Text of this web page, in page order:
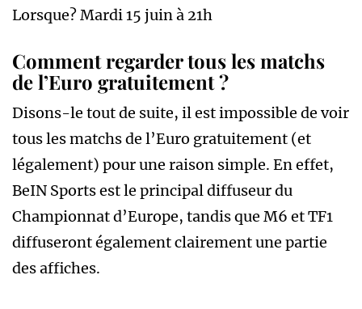
Lorsque? Mardi 15 juin à 21h
Comment regarder tous les matchs
de l’Euro gratuitement ?
Disons-le tout de suite, il est impossible de voir
tous les matchs de l’Euro gratuitement (et
légalement) pour une raison simple. En effet,
BeIN Sports est le principal diffuseur du
Championnat d’Europe, tandis que M6 et TF1
diffuseront également clairement une partie
des affiches.